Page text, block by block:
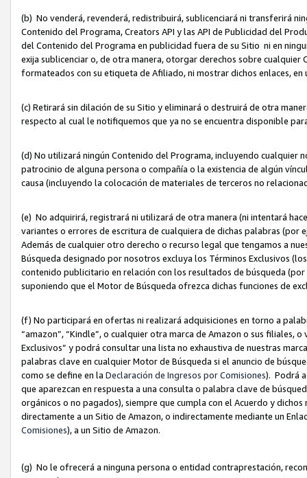
(b) No venderá, revenderá, redistribuirá, sublicenciará ni transferirá
Contenido del Programa, Creators API y las API de Publicidad del
del Contenido del Programa en publicidad fuera de su Sitio ni en
exija sublicenciar o, de otra manera, otorgar derechos sobre
formateados con su etiqueta de Afiliado, ni mostrar dichos enlaces,
(c) Retirará sin dilación de su Sitio y eliminará o destruirá de otra
respecto al cual le notifiquemos que ya no se encuentra disponible
(d) No utilizará ningún Contenido del Programa, incluyendo cualquier
patrocinio de alguna persona o compañía o la existencia de algún
causa (incluyendo la colocación de materiales de terceros no
(e) No adquirirá, registrará ni utilizará de otra manera (ni intentará
variantes o errores de escritura de cualquiera de dichas palabras (por
Además de cualquier otro derecho o recurso legal que tengamos a
Búsqueda designado por nosotros excluya los Términos Exclusivos
contenido publicitario en relación con los resultados de búsqueda
suponiendo que el Motor de Búsqueda ofrezca dichas funciones de
(f) No participará en ofertas ni realizará adquisiciones en torno a
“amazon”, “Kindle”, o cualquier otra marca de Amazon o sus filiales,
Exclusivos” y podrá consultar una lista no exhaustiva de nuestras
palabras clave en cualquier Motor de Búsqueda si el anuncio de
como se define en la Declaración de Ingresos por Comisiones). Podrá
que aparezcan en respuesta a una consulta o palabra clave de
orgánicos o no pagados), siempre que cumpla con el Acuerdo y
directamente a un Sitio de Amazon, o indirectamente mediante un
Comisiones), a un Sitio de Amazon.
(g) No le ofrecerá a ninguna persona o entidad contraprestación,